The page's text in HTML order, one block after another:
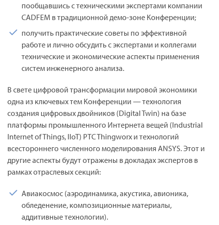
пообщавшись с техническими экспертами компании
CADFEM в традиционной демо-зоне Конференции;
получить практические советы по эффективной
работе и лично обсудить с экспертами и коллегами
технические и экономические аспекты применения
систем инженерного анализа.
В свете цифровой трансформации мировой экономики
одна из ключевых тем Конференции — технология
создания цифровых двойников (Digital Twin) на базе
платформы промышленного Интернета вещей (Industrial
Internet of Things, IIoT) PTC Thingworx и технологий
всестороннего численного моделирования ANSYS. Этот и
другие аспекты будут отражены в докладах экспертов в
рамках отраслевых секций:
Авиакосмос (аэродинамика, акустика, авионика,
обледенение, композиционные материалы,
аддитивные технологии).